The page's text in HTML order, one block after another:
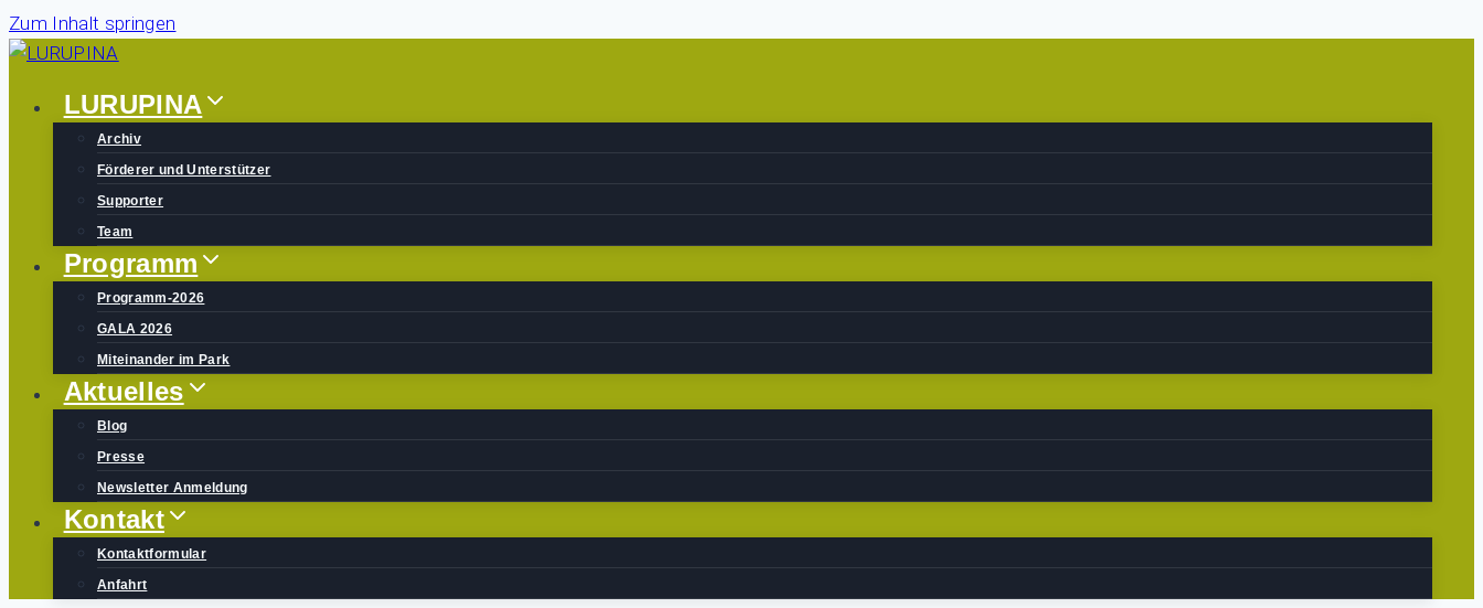
Zum Inhalt springen
LURUPINA
Archiv
Förderer und Unterstützer
Supporter
Team
Programm
Programm-2026
GALA 2026
Miteinander im Park
Aktuelles
Blog
Presse
Newsletter Anmeldung
Kontakt
Kontaktformular
Anfahrt